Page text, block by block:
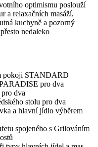
optimismu poslouží
a relaxačních masáží,
kuchyně a pozorný
nedaleko
pokoji STANDARD
pro dva
dva
stolu pro dva
a hlavní jídlo výběrem
spojeného s Grilováním